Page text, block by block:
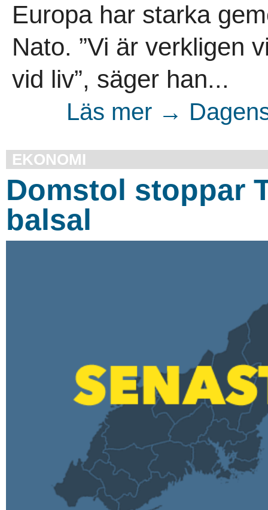
Europa har starka
Nato. ”Vi är verkligen
vid liv”, säger han...
Läs mer →
EKONOMI
Domstol stoppar
balsal